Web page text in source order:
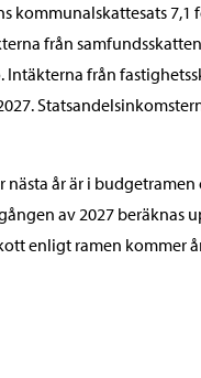
kommunalskattesats 7,1
från
Intäkterna från
år är i
av 2027 beräknas
enligt ramen kommer